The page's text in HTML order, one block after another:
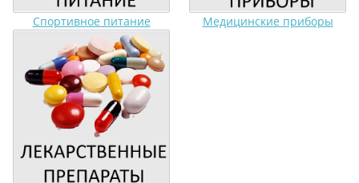
Спортивное питание Медицинские приборы